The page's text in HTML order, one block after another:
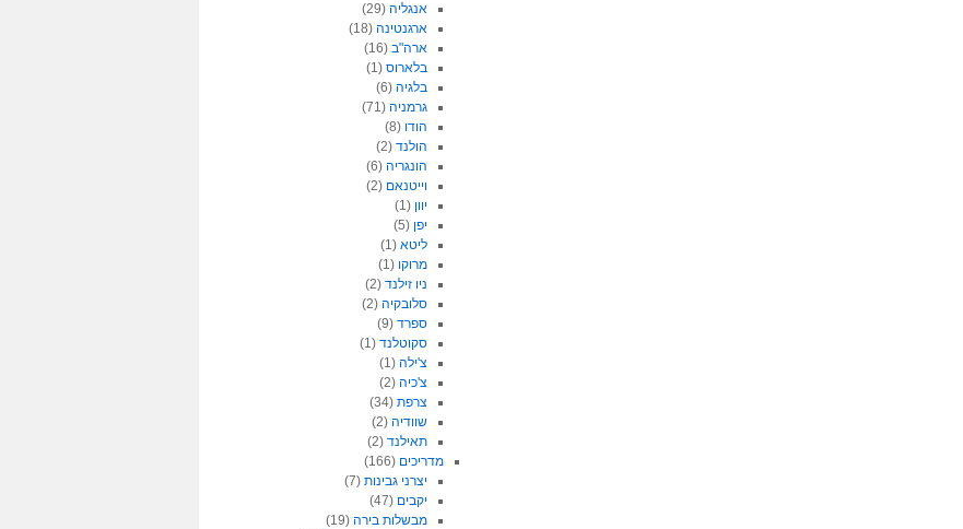
אנגליה (29)
ארגנטינה (18)
ארה"ב (16)
בלארוס (1)
בלגיה (6)
גרמניה (71)
הודו (8)
הולנד (2)
הונגריה (6)
וייטנאם (2)
יוון (1)
יפן (5)
ליטא (1)
מרוקו (1)
ניו זילנד (2)
סלובקיה (2)
ספרד (9)
סקוטלנד (1)
צ'ילה (1)
צ'כיה (2)
צרפת (34)
שוודיה (2)
תאילנד (2)
מדריכים (166)
יצרני גבינות (7)
יקבים (47)
מבשלות בירה (19)